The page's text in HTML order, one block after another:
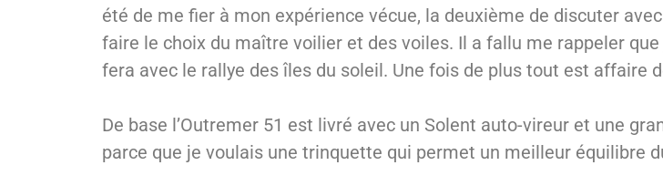
été de me fier à mon expérience vécue, la deuxième de discuter
faire le choix du maître voilier et des voiles. Il a fallu me rappeler
fera avec le rallye des îles du soleil. Une fois de plus tout est affaire
De base l’Outremer 51 est livré avec un Solent auto-vireur et une
parce que je voulais une trinquette qui permet un meilleur équilibre